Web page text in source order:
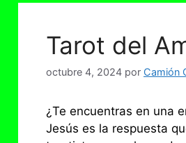
Tarot del
octubre 4, 2024 por Camión
¿Te encuentras en una
Jesús es la respuesta